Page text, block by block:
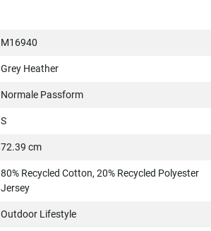
M16940
Grey Heather
Normale Passform
S
72.39 cm
80% Recycled Cotton, 20% Recycled Polyester
Jersey
Outdoor Lifestyle